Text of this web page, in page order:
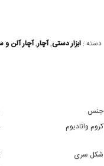
دسته : ابزار دستی,آچار,آچار آلن و
جنس
کروم وانادیوم
شکل سری